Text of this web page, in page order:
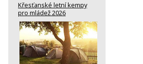
Křesťanské letní kempy
pro mládež 2026